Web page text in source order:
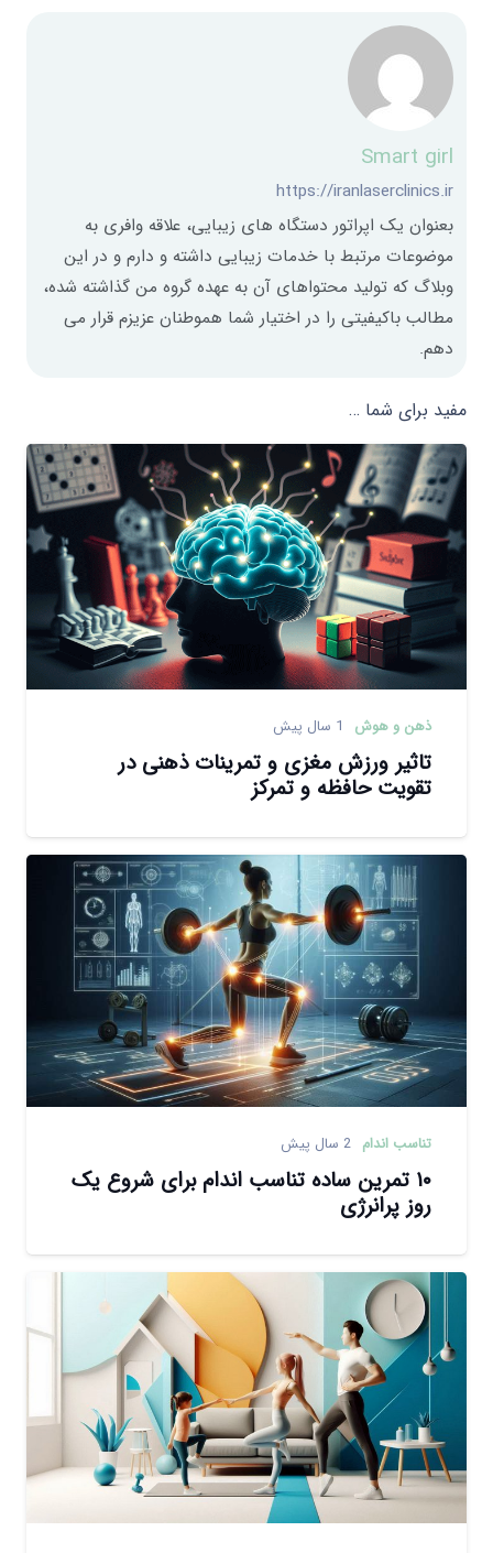
Smart girl
https://iranlaserclinics.ir
بعنوان یک اپراتور دستگاه های زیبایی، علاقه وافری به
موضوعات مرتبط با خدمات زیبایی داشته و دارم و در این
وبلاگ که تولید محتواهای آن به عهده گروه من گذاشته شده،
مطالب باکیفیتی را در اختیار شما هموطنان عزیزم قرار می
دهم.
مفید برای شما …
ذهن و هوش 1 سال پیش
تاثیر ورزش مغزی و تمرینات ذهنی در
تقویت حافظه و تمرکز
تناسب اندام 2 سال پیش
۱۰ تمرین ساده تناسب اندام برای شروع یک
روز پرانرژی